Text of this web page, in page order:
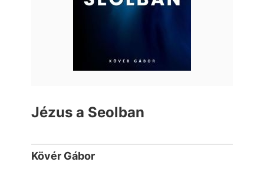
Jézus a Seolban
Kövér Gábor